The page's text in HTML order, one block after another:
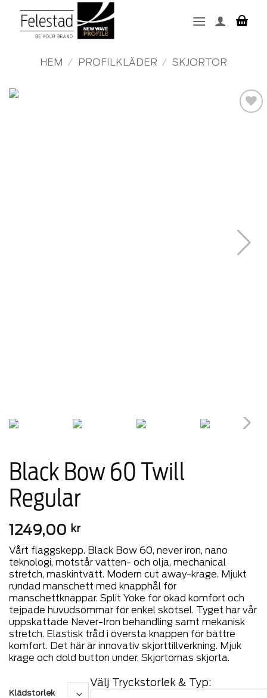
content
HEM / PROFILKLÄDER / SKJORTOR
Black Bow 60 Twill
Regular
1249,00 kr
Vårt flaggskepp. Black Bow 60, never iron, nano
teknologi, motstår vatten- och olja, mechanical
stretch, maskintvätt. Modern cut away-krage. Mjukt
rundad manschett med knapphål för
manschettknappar. Split Yoke för ökad komfort och
tejpade huvudsömmar för enkel skötsel. Tyget har vår
uppskattade Never-Iron behandling samt mekanisk
stretch. Elastisk tråd i översta knappen för bättre
komfort. Det här är innovativ skjorttillverkning. Mjuk
krage och dold button under. Skjortornas skjorta.
Välj Tryckstorlek & Typ:
Klädstorlek